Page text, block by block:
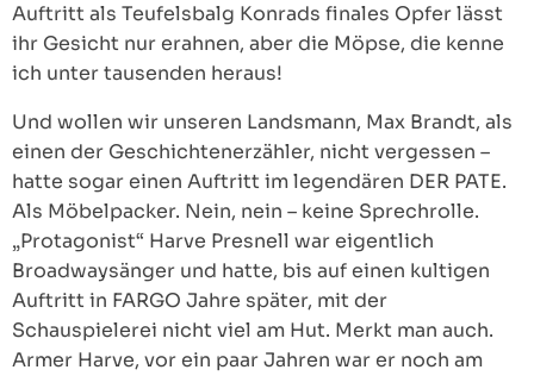
Auftritt als Teufelsbalg Konrads finales Opfer lässt
ihr Gesicht nur erahnen, aber die Möpse, die kenne
ich unter tausenden heraus!
Und wollen wir unseren Landsmann, Max Brandt, als
einen der Geschichtenerzähler, nicht vergessen –
hatte sogar einen Auftritt im legendären DER PATE.
Als Möbelpacker. Nein, nein – keine Sprechrolle.
„Protagonist“ Harve Presnell war eigentlich
Broadwaysänger und hatte, bis auf einen kultigen
Auftritt in FARGO Jahre später, mit der
Schauspielerei nicht viel am Hut. Merkt man auch.
Armer Harve, vor ein paar Jahren war er noch am